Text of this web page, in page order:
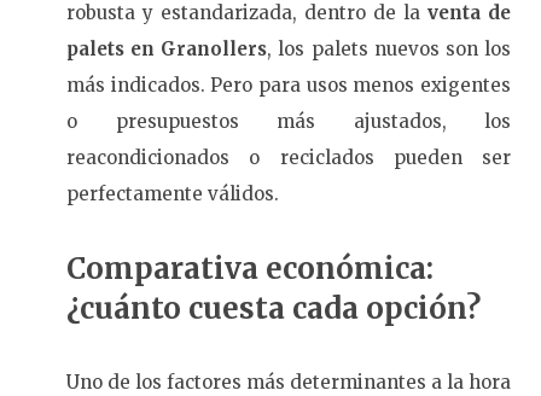
robusta y estandarizada, dentro de la venta de
palets en Granollers, los palets nuevos son los
más indicados. Pero para usos menos exigentes
o presupuestos más ajustados, los
reacondicionados o reciclados pueden ser
perfectamente válidos.
Comparativa económica:
¿cuánto cuesta cada opción?
Uno de los factores más determinantes a la hora